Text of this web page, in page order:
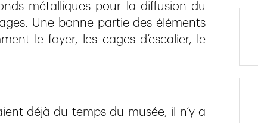
métalliques pour la diffusion du
Une bonne partie des éléments
le foyer, les cages d’escalier, le
déjà du temps du musée, il n’y a